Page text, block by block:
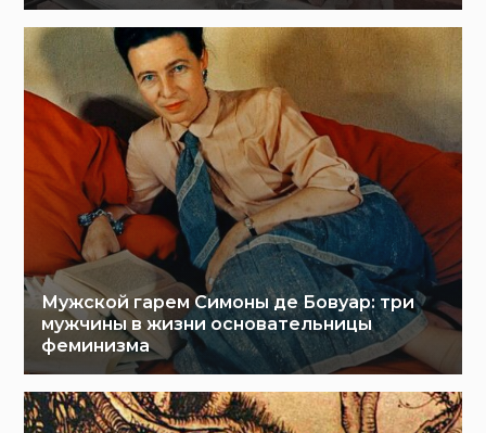
Мужской гарем Симоны де Бовуар: три
мужчины в жизни основательницы
феминизма